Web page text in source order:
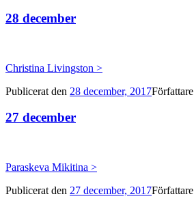
28 december
Christina Livingston >
Publicerat den 28 december, 2017Författare
27 december
Paraskeva Mikitina >
Publicerat den 27 december, 2017Författare